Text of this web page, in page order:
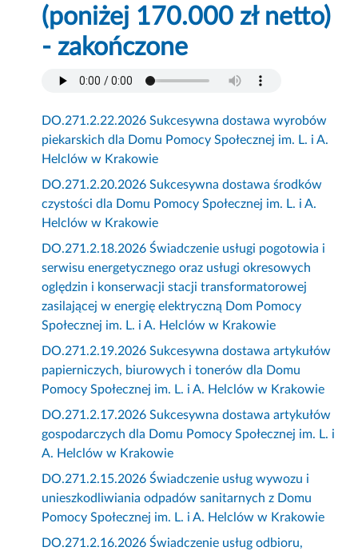
(poniżej 170.000 zł netto)
- zakończone
DO.271.2.22.2026 Sukcesywna dostawa wyrobów
piekarskich dla Domu Pomocy Społecznej im. L. i A.
Helclów w Krakowie
DO.271.2.20.2026 Sukcesywna dostawa środków
czystości dla Domu Pomocy Społecznej im. L. i A.
Helclów w Krakowie
DO.271.2.18.2026 Świadczenie usługi pogotowia i
serwisu energetycznego oraz usługi okresowych
oględzin i konserwacji stacji transformatorowej
zasilającej w energię elektryczną Dom Pomocy
Społecznej im. L. i A. Helclów w Krakowie
DO.271.2.19.2026 Sukcesywna dostawa artykułów
papierniczych, biurowych i tonerów dla Domu
Pomocy Społecznej im. L. i A. Helclów w Krakowie
DO.271.2.17.2026 Sukcesywna dostawa artykułów
gospodarczych dla Domu Pomocy Społecznej im. L. i
A. Helclów w Krakowie
DO.271.2.15.2026 Świadczenie usług wywozu i
unieszkodliwiania odpadów sanitarnych z Domu
Pomocy Społecznej im. L. i A. Helclów w Krakowie
DO.271.2.16.2026 Świadczenie usług odbioru,